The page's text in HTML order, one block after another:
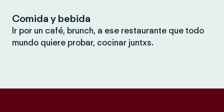
Comida y bebida
Ir por un café, brunch, a ese restaurante que todo
mundo quiere probar, cocinar juntxs.